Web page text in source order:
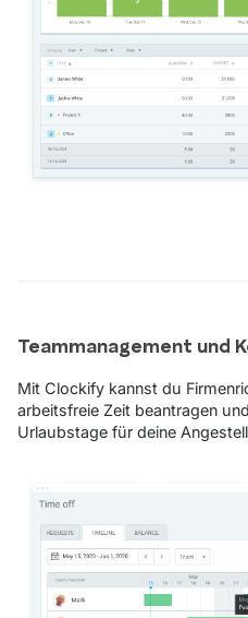
Teammanagement und
Mit Clockify kannst du
arbeitsfreie Zeit beantragen
Urlaubstage für deine